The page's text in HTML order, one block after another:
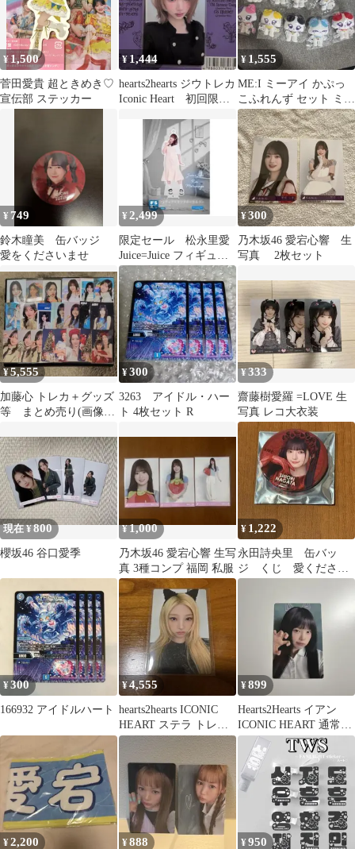
¥1,500
菅田愛貴 超ときめき♡
宣伝部 ステッカー
¥1,444
hearts2hearts ジウトレカ
Iconic Heart 初回限定
¥ 1,555
ME:I ミーアイ かぷっ
こふれんず セット ミャ
イ ガチャガチャ ぬいぐ
るみ
¥ 749
鈴木瞳美 缶バッジ
愛をくださいませ
¥ 2,499
限定セール 松永里愛
Juice=Juice フィギュア
スタンドキーホルダー
¥300
乃木坂46 愛宕心響 生
写真 2枚セット
¥5,555
加藤心 トレカ＋グッズ
等 まとめ売り(画像5
¥300
3263 アイドル・ハー
ト 4枚セット R
¥333
齋藤樹愛羅 =LOVE 生
写真 レコ大衣装
現在 ¥800
櫻坂46 谷口愛季
¥1,000
乃木坂46 愛宕心響 生写
真 3種コンプ 福岡 私服
¥ 1,222
永田詩央里 缶バッ
ジ くじ 愛ください
ませ
¥300
166932 アイドルハート
¥4,555
hearts2hearts ICONIC
HEART ステラ トレカ
初回限定盤A
¥899
Hearts2Hearts イアン
ICONIC HEART 通常盤
トレカ
¥2,200 ¥888 ¥950